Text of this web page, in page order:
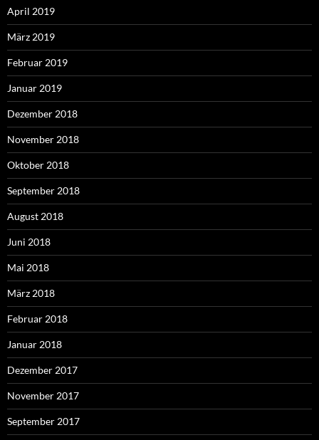
April 2019
März 2019
Februar 2019
Januar 2019
Dezember 2018
November 2018
Oktober 2018
September 2018
August 2018
Juni 2018
Mai 2018
März 2018
Februar 2018
Januar 2018
Dezember 2017
November 2017
September 2017